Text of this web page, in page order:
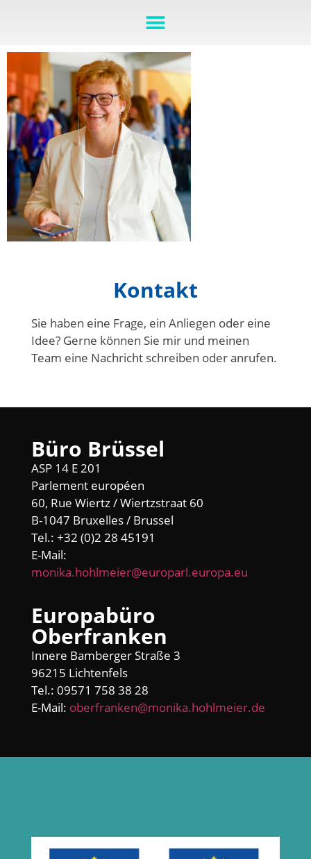
Kontakt
Sie haben eine Frage, ein Anliegen oder eine
Idee? Gerne können Sie mir und meinen
Team eine Nachricht schreiben oder anrufen.
Büro Brüssel
ASP 14 E 201
Parlement européen
60, Rue Wiertz / Wiertzstraat 60
B-1047 Bruxelles / Brussel
Tel.: +32 (0)2 28 45191
E-Mail:
monika.hohlmeier@europarl.europa.eu
Europabüro
Oberfranken
Innere Bamberger Straße 3
96215 Lichtenfels
Tel.: 09571 758 38 28
E-Mail: oberfranken@monika.hohlmeier.de